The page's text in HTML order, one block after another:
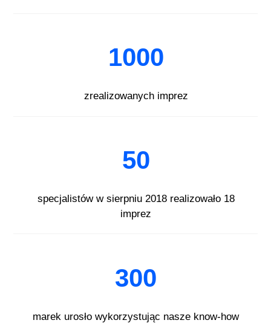
1000
zrealizowanych imprez
50
specjalistów w sierpniu 2018 realizowało 18
imprez
300
marek urosło wykorzystując nasze know-how